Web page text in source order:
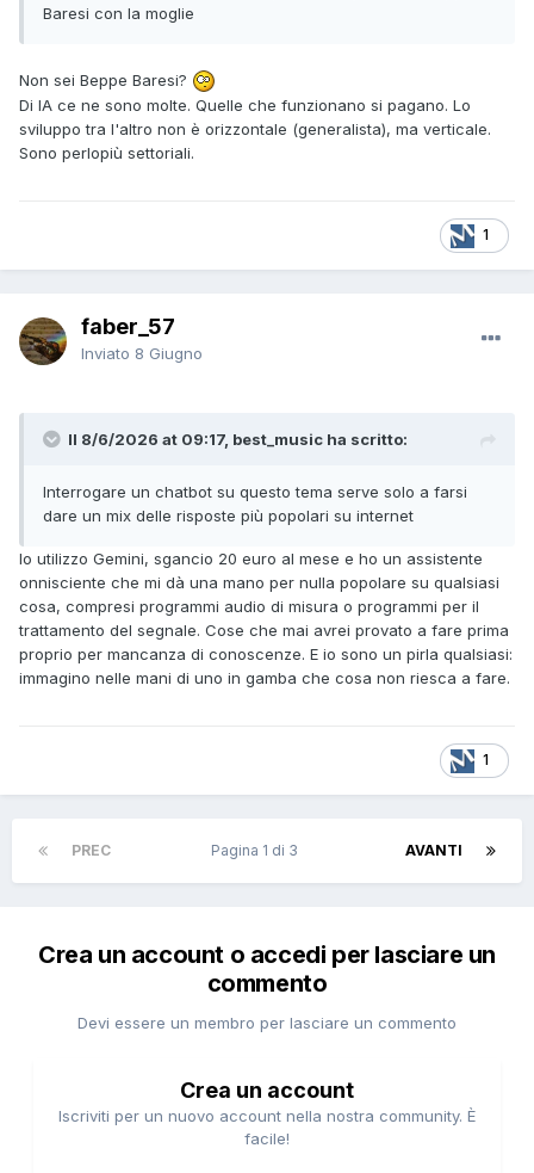
Baresi con la moglie
Non sei Beppe Baresi?
Di IA ce ne sono molte. Quelle che funzionano si pagano. Lo
sviluppo tra l'altro non è orizzontale (generalista), ma verticale.
Sono perlopiù settoriali.
1
faber_57
Inviato 8 Giugno
Il 8/6/2026 at 09:17, best_music ha scritto:
Interrogare un chatbot su questo tema serve solo a farsi
dare un mix delle risposte più popolari su internet
Io utilizzo Gemini, sgancio 20 euro al mese e ho un assistente
onnisciente che mi dà una mano per nulla popolare su qualsiasi
cosa, compresi programmi audio di misura o programmi per il
trattamento del segnale. Cose che mai avrei provato a fare prima
proprio per mancanza di conoscenze. E io sono un pirla qualsiasi:
immagino nelle mani di uno in gamba che cosa non riesca a fare.
1
PREC AVANTI
Pagina 1 di 3
Crea un account o accedi per lasciare un
commento
Devi essere un membro per lasciare un commento
Crea un account
Iscriviti per un nuovo account nella nostra community. È
facile!